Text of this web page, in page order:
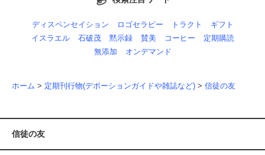
ディスペンセイション ロゴセラピー トラクト
ギフト
イスラエル
石破茂 黙示録 賛美 コーヒー
定期購読
無添加
オンデマンド
ホーム > 定期刊行物(デボーションガイドや雑誌など) > 信徒の友
信徒の友